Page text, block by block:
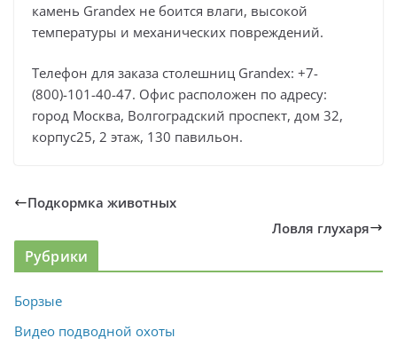
камень Grandex не боится влаги, высокой
температуры и механических повреждений.
Телефон для заказа столешниц Grandex: +7-
(800)-101-40-47. Офис расположен по адресу:
город Москва, Волгоградский проспект, дом 32,
корпус25, 2 этаж, 130 павильон.
Подкормка животных
Ловля глухаря
Рубрики
Борзые
Видео подводной охоты